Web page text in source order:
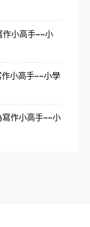
小高手~~小
小高手~~小學
作小高手~~小